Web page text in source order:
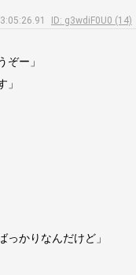
ID: g3wdiF0U0 (14)
ー」
かりなんだけど」